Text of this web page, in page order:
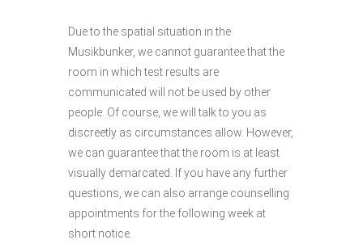
Due to the spatial situation in the
Musikbunker, we cannot guarantee that the
room in which test results are
communicated will not be used by other
people. Of course, we will talk to you as
discreetly as circumstances allow. However,
we can guarantee that the room is at least
visually demarcated. If you have any further
questions, we can also arrange counselling
appointments for the following week at
short notice.